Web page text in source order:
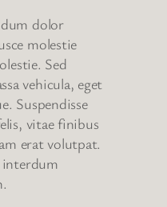
dolor
molestie
Sed
vehicula, eget
Suspendisse
vitae finibus
erat volutpat.
interdum